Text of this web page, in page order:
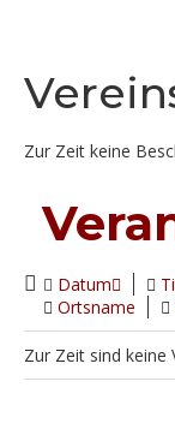
Zur Zeit keine
Datum
Ortsname
Zur Zeit sind keine